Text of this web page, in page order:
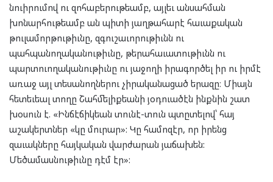
նուիրումով ու զոհաբերութեամբ, այլեւ անսահման
խոնարհութեամբ ան պիտի յաղթահարէ հաւաքական
թուլամորթութիւնը, զգուշաւորութիւնն ու
պահպանողականութիւնը, թերահաւատութիւնն ու
պարտուողականութիւնը ու յաջողի իրագործել իր ու իրմէ
առաջ այլ տեսանողներու չիրականացած երազը։ Միայն
հետեւեալ տողը Շահմելիքեանի յօդուածէն ինքնին շատ
խօսուն է. «Ինճէճիկեան տունէ-տուն պտըտելով՝ հայ
աշակերտներ «կը մուրար»: Կը համոզէր, որ իրենց
զաւակները հայկական վարժարան յաճախեն:
Մեծամասնութիւնը դէմ էր»: